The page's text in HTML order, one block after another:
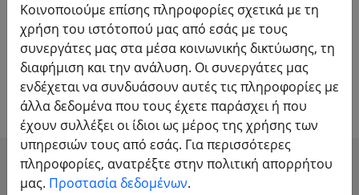
Το FPV24.com Deal Depot - Μόνο οι
τιμές καταρρέουν μαζί μας
SHOW FILTERS
Κοινοποιούμε επίσης πληροφορίες σχετικά με τη
χρήση του ιστότοπού μας από εσάς με τους
συνεργάτες μας στα μέσα κοινωνικής δικτύωσης, τη
διαφήμιση και την ανάλυση. Οι συνεργάτες μας
ενδέχεται να συνδυάσουν αυτές τις πληροφορίες με
άλλα δεδομένα που τους έχετε παράσχει ή που
έχουν συλλέξει οι ίδιοι ως μέρος της χρήσης των
υπηρεσιών τους από εσάς. Για περισσότερες
πληροφορίες, ανατρέξτε στην πολιτική απορρήτου
μας. Προστασία δεδομένων.